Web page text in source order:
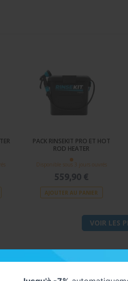
PACK RINSEKIT PRO ET HOT
ROD HEATER
Disponible sous 3 jours ouvrés
559,90 €
AJOUTER AU PANIER
VOIR LES